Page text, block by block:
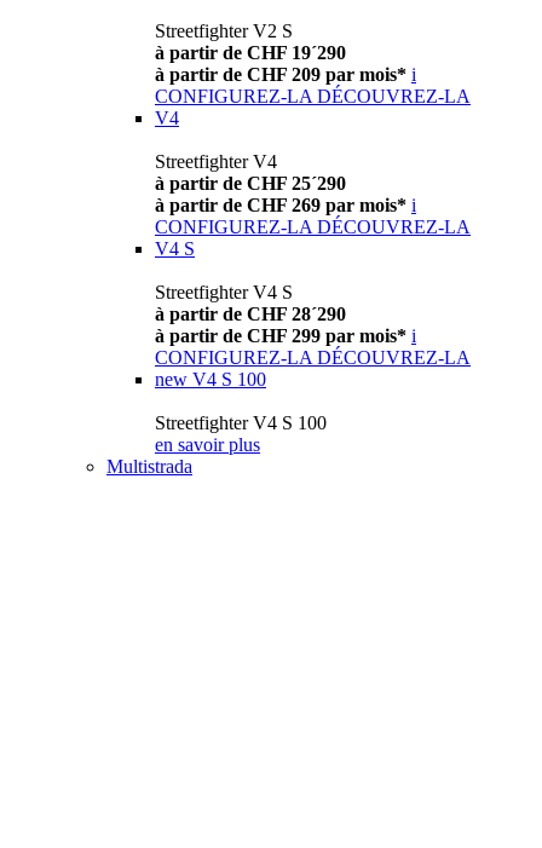
Streetfighter V2 S
à partir de CHF 19´290
à partir de CHF 209 par mois* i
CONFIGUREZ-LA DÉCOUVREZ-LA
V4
Streetfighter V4
à partir de CHF 25´290
à partir de CHF 269 par mois* i
CONFIGUREZ-LA DÉCOUVREZ-LA
V4 S
Streetfighter V4 S
à partir de CHF 28´290
à partir de CHF 299 par mois* i
CONFIGUREZ-LA DÉCOUVREZ-LA
new V4 S 100
Streetfighter V4 S 100
en savoir plus
Multistrada